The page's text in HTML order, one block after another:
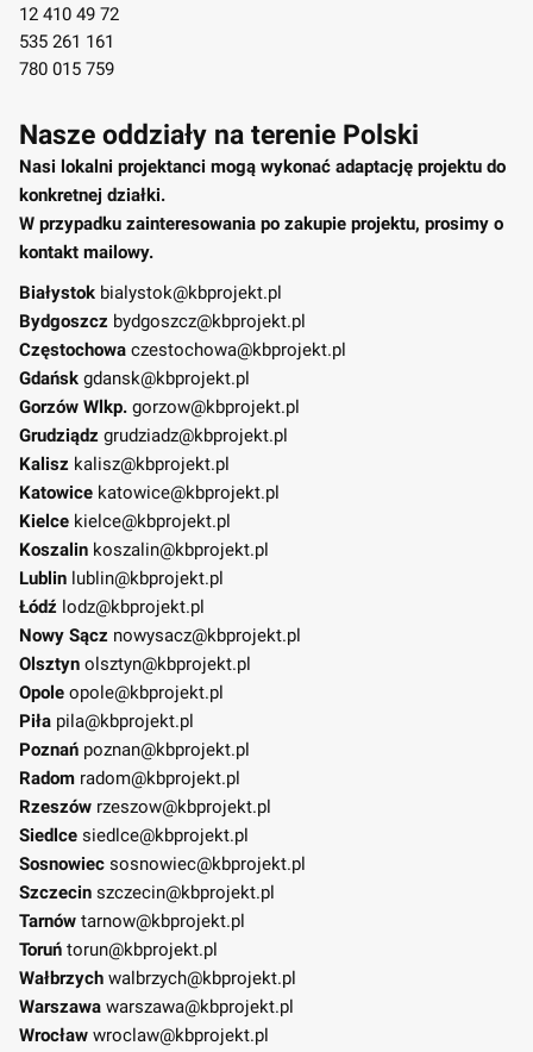
12 410 49 72
535 261 161
780 015 759
Nasze oddziały na terenie Polski
Nasi lokalni projektanci mogą wykonać adaptację projektu do
konkretnej działki.
W przypadku zainteresowania po zakupie projektu, prosimy o
kontakt mailowy.
Białystok bialystok@kbprojekt.pl
Bydgoszcz bydgoszcz@kbprojekt.pl
Częstochowa czestochowa@kbprojekt.pl
Gdańsk gdansk@kbprojekt.pl
Gorzów Wlkp. gorzow@kbprojekt.pl
Grudziądz grudziadz@kbprojekt.pl
Kalisz kalisz@kbprojekt.pl
Katowice katowice@kbprojekt.pl
Kielce kielce@kbprojekt.pl
Koszalin koszalin@kbprojekt.pl
Lublin lublin@kbprojekt.pl
Łódź lodz@kbprojekt.pl
Nowy Sącz nowysacz@kbprojekt.pl
Olsztyn olsztyn@kbprojekt.pl
Opole opole@kbprojekt.pl
Piła pila@kbprojekt.pl
Poznań poznan@kbprojekt.pl
Radom radom@kbprojekt.pl
Rzeszów rzeszow@kbprojekt.pl
Siedlce siedlce@kbprojekt.pl
Sosnowiec sosnowiec@kbprojekt.pl
Szczecin szczecin@kbprojekt.pl
Tarnów tarnow@kbprojekt.pl
Toruń torun@kbprojekt.pl
Wałbrzych walbrzych@kbprojekt.pl
Warszawa warszawa@kbprojekt.pl
Wrocław wroclaw@kbprojekt.pl